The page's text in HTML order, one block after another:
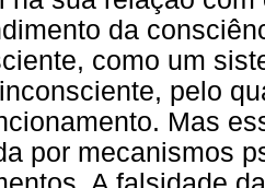
da
como um
pelo
Mas
por mecanismos